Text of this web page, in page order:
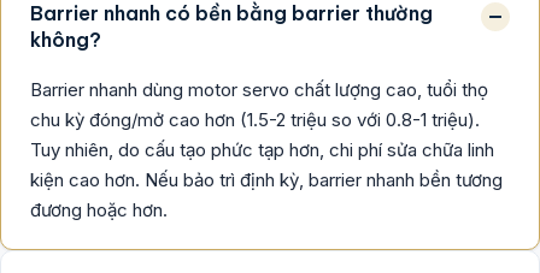
Barrier nhanh có bền bằng barrier thường
không?
Barrier nhanh dùng motor servo chất lượng cao, tuổi thọ
chu kỳ đóng/mở cao hơn (1.5-2 triệu so với 0.8-1 triệu).
Tuy nhiên, do cấu tạo phức tạp hơn, chi phí sửa chữa linh
kiện cao hơn. Nếu bảo trì định kỳ, barrier nhanh bền tương
đương hoặc hơn.